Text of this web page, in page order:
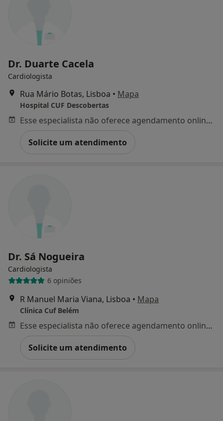
Dr. Duarte Cacela
Cardiologista
Rua Mário Botas, Lisboa • Mapa
Hospital CUF Descobertas
Esse especialista não oferece agendamento online para esse endereço.
Solicite um atendimento
Dr. Sá Nogueira
Cardiologista
6 opiniões
R Manuel Maria Viana, Lisboa • Mapa
Clínica Cuf Belém
Esse especialista não oferece agendamento online para esse endereço.
Solicite um atendimento